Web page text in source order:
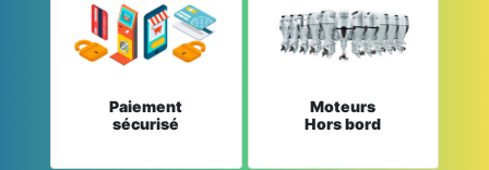
Paiement
sécurisé
Moteurs
Hors bord